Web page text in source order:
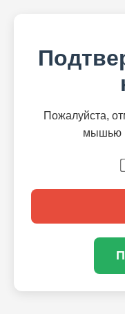
Пожалуйста,
мышью